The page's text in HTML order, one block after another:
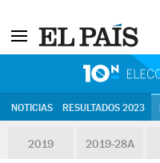
NOTICIAS RESULTADOS 2023
2019 2019-28A